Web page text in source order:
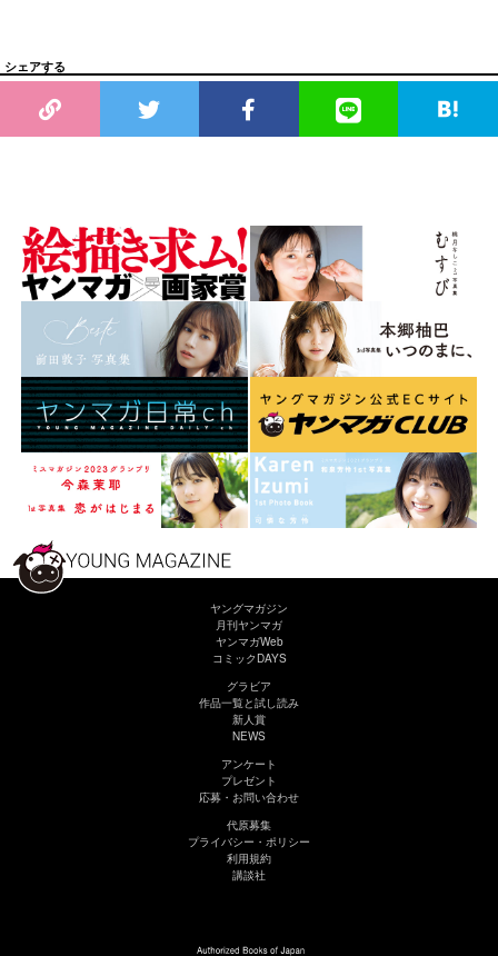
シェアする
ヤングマガジン
月刊ヤンマガ
ヤンマガWeb
コミックDAYS
グラビア
作品一覧と試し読み
新人賞
NEWS
アンケート
プレゼント
応募・お問い合わせ
代原募集
プライバシー・ポリシー
利用規約
講談社